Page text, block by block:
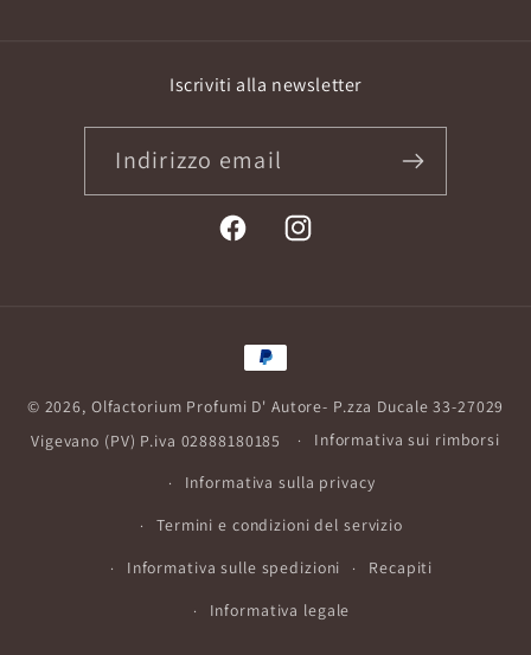
Iscriviti alla newsletter
Indirizzo email
FacebookInstagram
Metodi
pagamento
© 2026, Olfactorium Profumi D' Autore- P.zza Ducale 33-27029
Vigevano (PV) P.iva 02888180185
Informativa sui rimborsi
Informativa sulla privacy
Termini e condizioni del servizio
Informativa sulle spedizioni
Recapiti
Informativa legale